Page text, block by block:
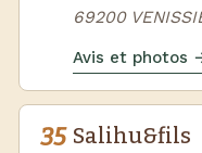
69200
Avis et photos
35 Salihu&fils